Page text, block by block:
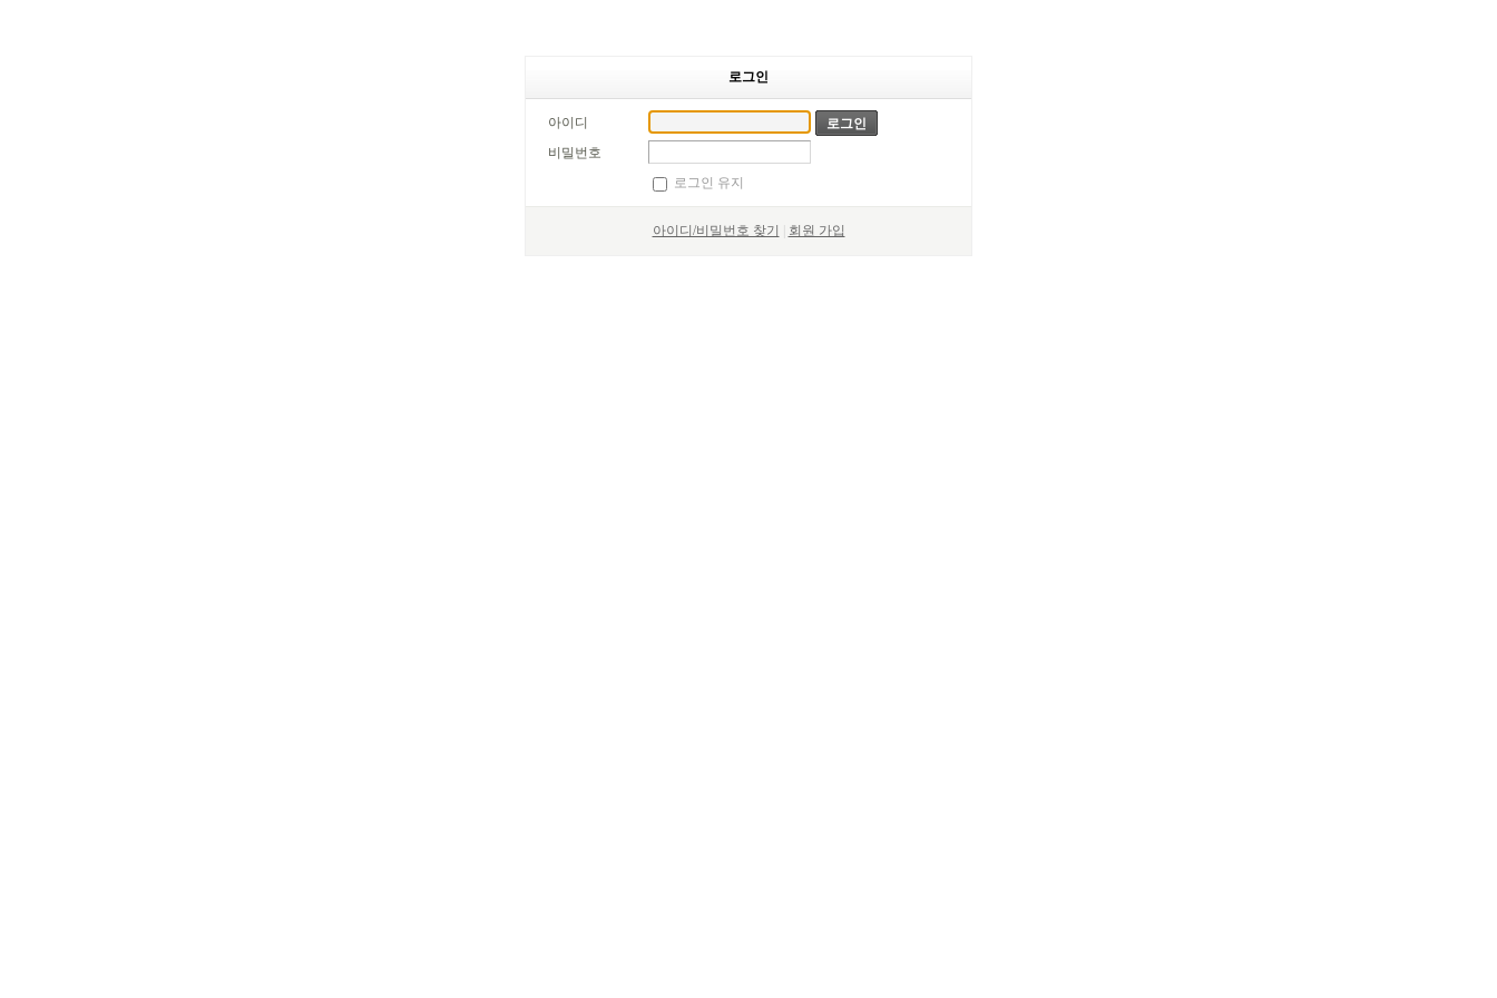
로그인
아이디
비밀번호
로그인 유지
아이디/비밀번호 찾기 회원 가입